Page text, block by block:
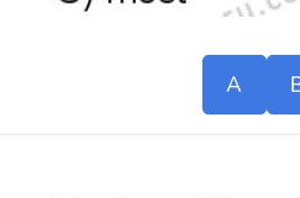
A